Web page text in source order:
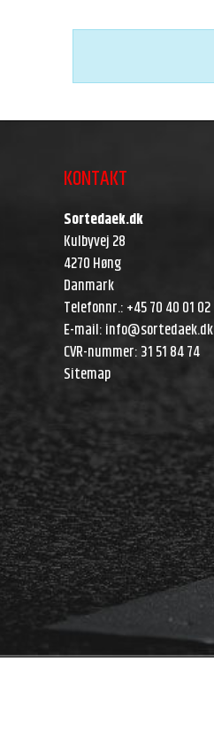
KONTAKT
Sortedaek.dk
Kulbyvej 28
4270 Høng
Danmark
Telefonnr.:+45 70 40 01 02
E-mail:info@sortedaek.dk
CVR-nummer:31 51 84 74
Sitemap